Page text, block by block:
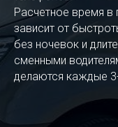
Расчетное время в
зависит от
без ночевок и
сменными
делаются каждые